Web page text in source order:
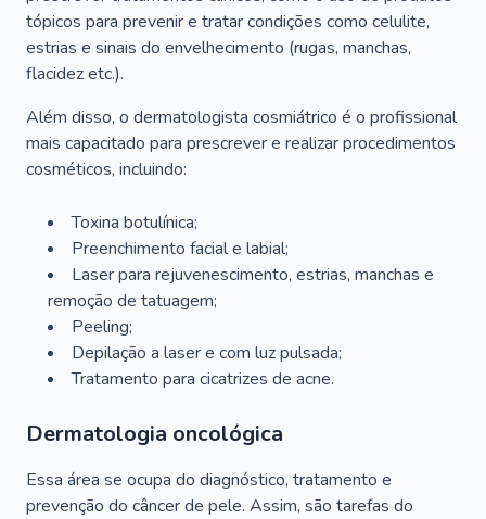
tópicos para prevenir e tratar condições como celulite,
estrias e sinais do envelhecimento (rugas, manchas,
flacidez etc.).
Além disso, o dermatologista cosmiátrico é o profissional
mais capacitado para prescrever e realizar procedimentos
cosméticos, incluindo:
Toxina botulínica;
Preenchimento facial e labial;
Laser para rejuvenescimento, estrias, manchas e
remoção de tatuagem;
Peeling;
Depilação a laser e com luz pulsada;
Tratamento para cicatrizes de acne.
Dermatologia oncológica
Essa área se ocupa do diagnóstico, tratamento e
prevenção do câncer de pele. Assim, são tarefas do